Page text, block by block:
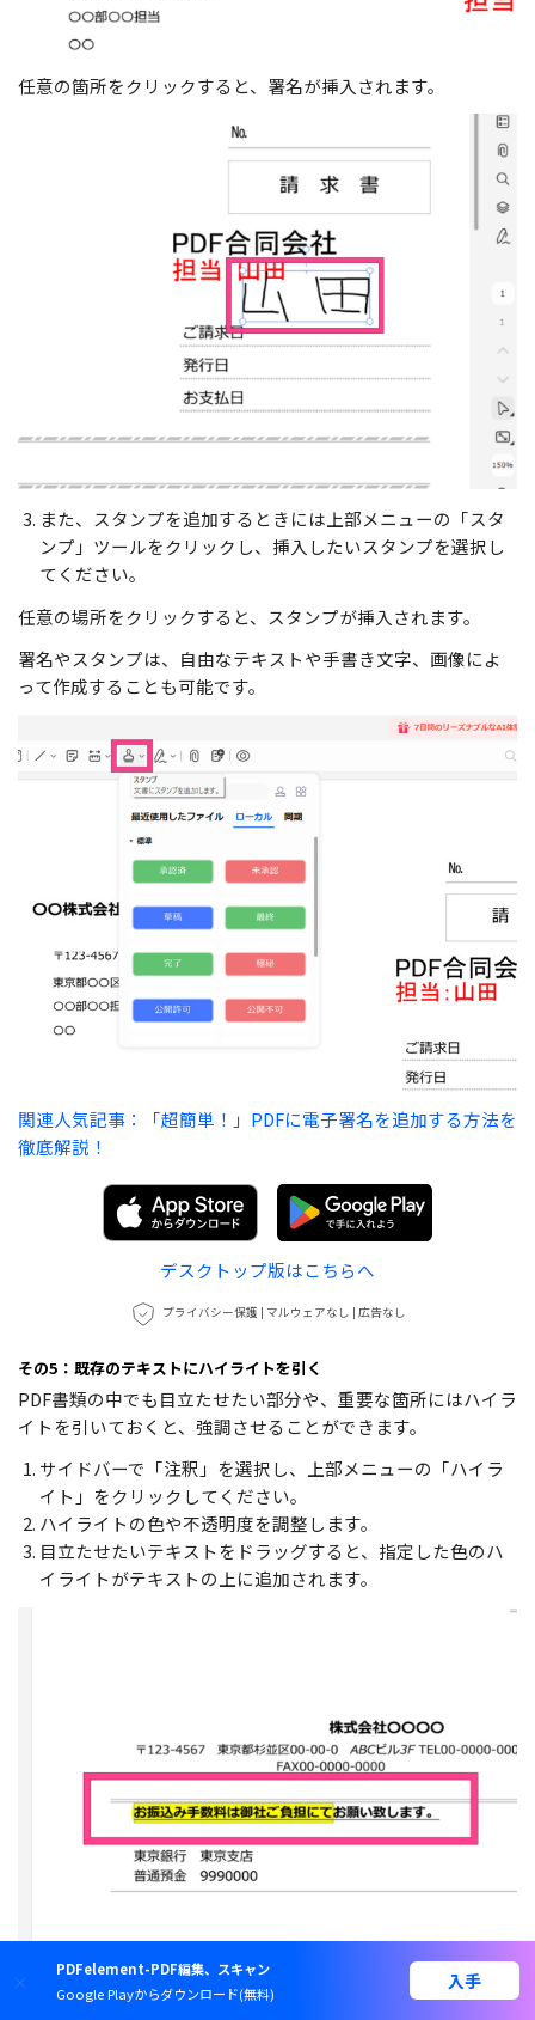
PDFelement-PDF編集、スキャン
Google Playからダウンロード(無料)
入手
任意の箇所をクリックすると、署名が挿入されます。
また、スタンプを追加するときには上部メニューの「スタ
ンプ」ツールをクリックし、挿入したいスタンプを選択し
てください。
任意の場所をクリックすると、スタンプが挿入されます。
署名やスタンプは、自由なテキストや手書き文字、画像によ
って作成することも可能です。
関連人気記事：「超簡単！」PDFに電子署名を追加する方法を
徹底解説！
デスクトップ版はこちらへ
プライバシー保護 | マルウェアなし | 広告なし
その5：既存のテキストにハイライトを引く
PDF書類の中でも目立たせたい部分や、重要な箇所にはハイラ
イトを引いておくと、強調させることができます。
サイドバーで「注釈」を選択し、上部メニューの「ハイラ
イト」をクリックしてください。
ハイライトの色や不透明度を調整します。
目立たせたいテキストをドラッグすると、指定した色のハ
イライトがテキストの上に追加されます。